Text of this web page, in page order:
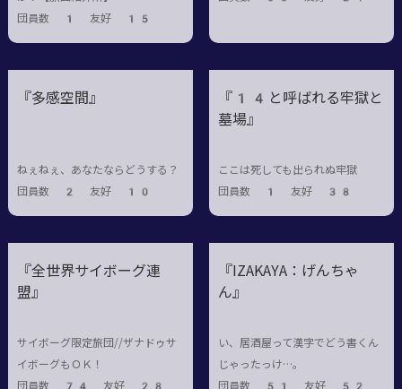
団員数 1 友好 15
『多感空間』
ねぇねぇ、あなたならどうする？
団員数 2 友好 10
『14と呼ばれる牢獄と
墓場』
ここは死しても出られぬ牢獄
団員数 1 友好 38
『全世界サイボーグ連
盟』
サイボーグ限定旅団//ザナドゥサ
イボーグもＯＫ！
団員数 74 友好 28
『IZAKAYA：げんちゃ
ん』
い、居酒屋って漢字でどう書くん
じゃったっけ…。
団員数 51 友好 52